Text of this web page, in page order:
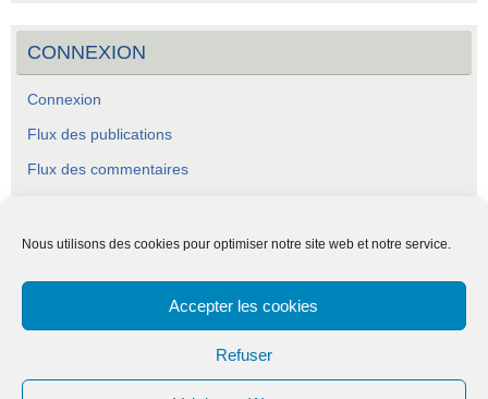
Nous utilisons des cookies pour optimiser notre site web et notre service.
Accepter les cookies
Refuser
CONNEXION
Connexion
Flux des publications
Flux des commentaires